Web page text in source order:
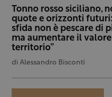
Tonno rosso siciliano,
quote e orizzonti futuri:
sfida non è pescare di
ma aumentare il
territorio”
di Alessandro Bisconti